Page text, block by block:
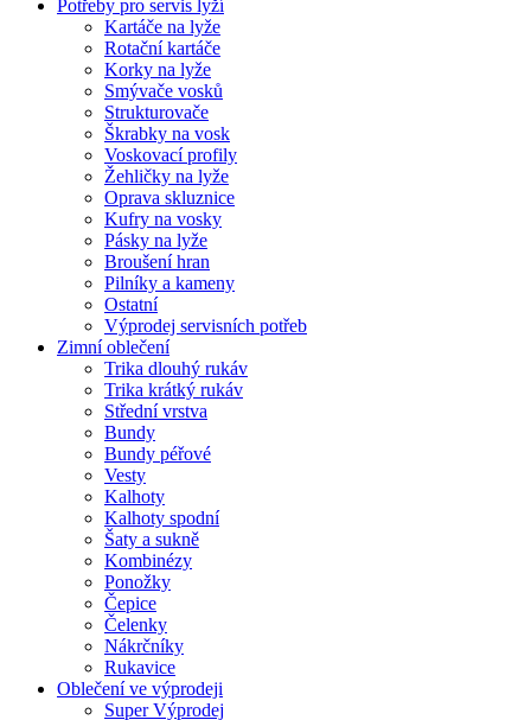
Potřeby pro servis lyží
Kartáče na lyže
Rotační kartáče
Korky na lyže
Smývače vosků
Strukturovače
Škrabky na vosk
Voskovací profily
Žehličky na lyže
Oprava skluznice
Kufry na vosky
Pásky na lyže
Broušení hran
Pilníky a kameny
Ostatní
Výprodej servisních potřeb
Zimní oblečení
Trika dlouhý rukáv
Trika krátký rukáv
Střední vrstva
Bundy
Bundy péřové
Vesty
Kalhoty
Kalhoty spodní
Šaty a sukně
Kombinézy
Ponožky
Čepice
Čelenky
Nákrčníky
Rukavice
Oblečení ve výprodeji
Super Výprodej